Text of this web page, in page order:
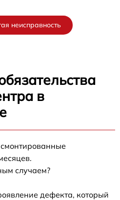
неисправность
в
случаем?
дефекта, который